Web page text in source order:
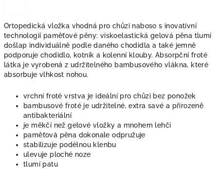
Ortopedická vložka vhodná pro chůzi naboso s inovativní
technologií paměťové pěny: viskoelastická gelová pěna tlumí
došlap individuálně podle daného chodidla a také jemně
podporuje chodidlo, kotník a kolenní klouby. Absorpční froté
látka je vyrobená z udržitelného bambusového vlákna, které
absorbuje vlhkost nohou.
vrchní froté vrstva je ideální pro chůzi bez ponožek
bambusové froté je udržitelné, extra savé a přirozeně
antibakteriální
je měkčí než gelové vložky a mnohem lehčí
paměťová pěna dokonale odpružuje
stabilizuje podélnou klenbu
ulevuje ploché noze
tlumí patu